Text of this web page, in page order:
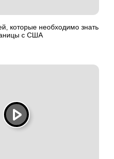
которые необходимо знать
с США